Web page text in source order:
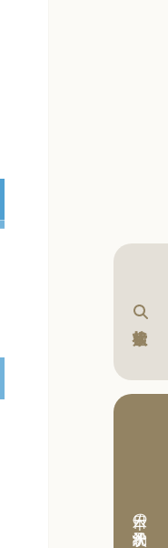
本日の予約状況